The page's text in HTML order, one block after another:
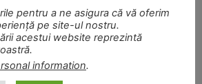
îşi
Romexpo
pentru a ne asigura că vă oferim
pe site-ul nostru.
acestui website reprezintă
information.